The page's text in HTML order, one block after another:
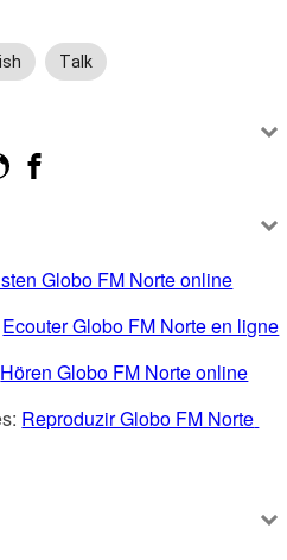
Talk
Globo FM Norte online
Ecouter Globo FM Norte en ligne
Hören Globo FM Norte online
Reproduzir Globo FM Norte